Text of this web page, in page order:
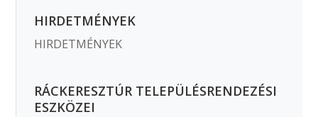
HIRDETMÉNYEK
HIRDETMÉNYEK
RÁCKERESZTÚR TELEPÜLÉSRENDEZÉSI
ESZKÖZEI